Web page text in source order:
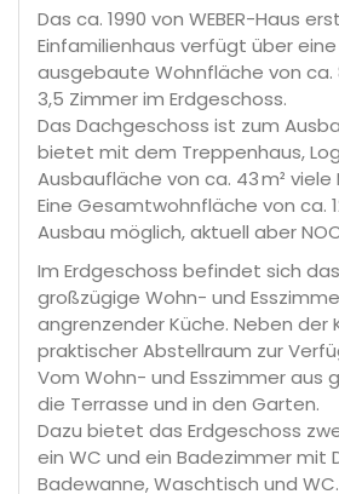
Das ca. 1990 von WEBER-Haus
Einfamilienhaus verfügt über
ausgebaute Wohnfläche von ca.
3,5 Zimmer im Erdgeschoss.
Das Dachgeschoss ist zum
bietet mit dem Treppenhaus,
Ausbaufläche von ca. 43 m² viele
Eine Gesamtwohnfläche von ca.
Ausbau möglich, aktuell aber
Im Erdgeschoss befindet sich
großzügige Wohn- und
angrenzender Küche. Neben der
praktischer Abstellraum zur
Vom Wohn- und Esszimmer aus
die Terrasse und in den Garten.
Dazu bietet das Erdgeschoss
ein WC und ein Badezimmer mit
Badewanne, Waschtisch und WC.